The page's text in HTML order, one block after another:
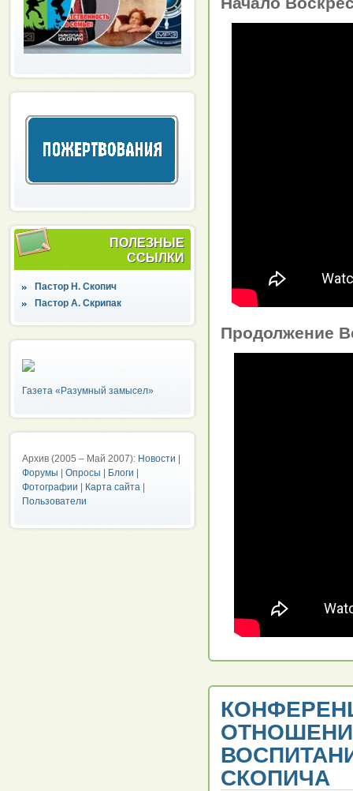
ПОЛЕЗНЫЕ
ССЫЛКИ
Пастор Н. Скопич
Пастор А. Скрипак
Газета «Разумный замысел»
Архив (2005 – Май 2007): Новости
Форумы
Опросы Блоги
Фотографии
Карта сайта
Пользователи
Продолжение
СКОПИЧА